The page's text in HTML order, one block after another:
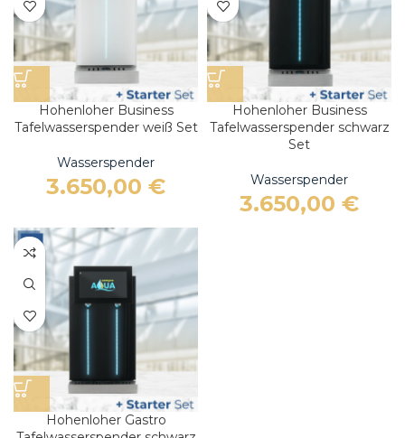
Hohenloher Business
Tafelwasserspender weiß Set
Wasserspender
3.650,00 €
Hohenloher Business
Tafelwasserspender schwarz
Set
Wasserspender
3.650,00 €
Hohenloher Gastro